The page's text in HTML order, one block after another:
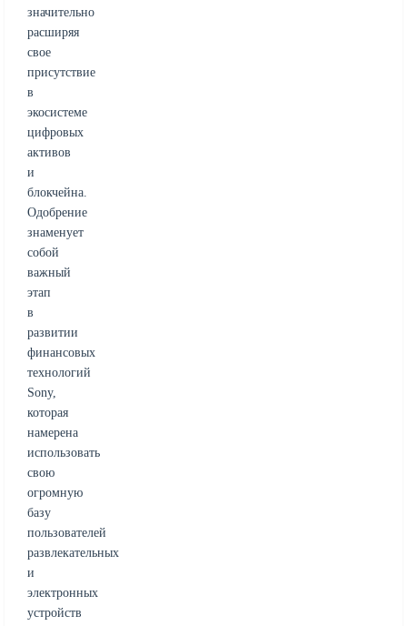
значительно
расширяя
свое
присутствие
в
экосистеме
цифровых
активов
и
блокчейна.
Одобрение
знаменует
собой
важный
этап
в
развитии
финансовых
технологий
Sony,
которая
намерена
использовать
свою
огромную
базу
пользователей
развлекательных
и
электронных
устройств